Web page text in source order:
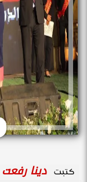
كتبت دينا رفعت